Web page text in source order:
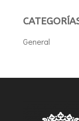
General